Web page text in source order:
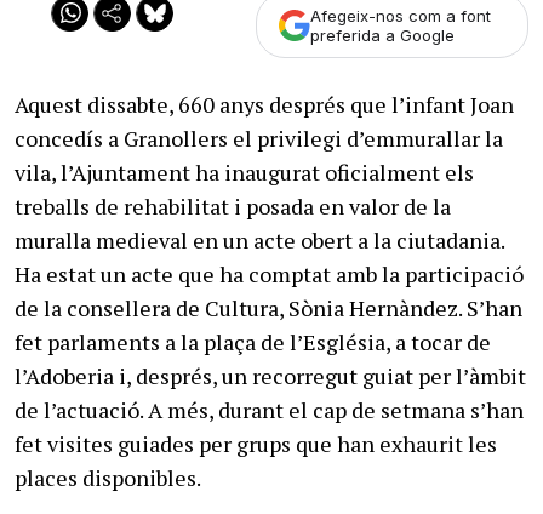
Afegeix-nos com a font
preferida a Google
Aquest dissabte, 660 anys després que l’infant Joan
concedís a Granollers el privilegi d’emmurallar la
vila, l’Ajuntament ha inaugurat oficialment els
treballs de rehabilitat i posada en valor de la
muralla medieval en un acte obert a la ciutadania.
Ha estat un acte que ha comptat amb la participació
de la consellera de Cultura, Sònia Hernàndez. S’han
fet parlaments a la plaça de l’Església, a tocar de
l’Adoberia i, després, un recorregut guiat per l’àmbit
de l’actuació. A més, durant el cap de setmana s’han
fet visites guiades per grups que han exhaurit les
places disponibles.